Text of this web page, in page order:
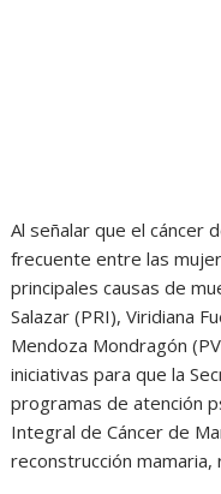
Al señalar que el cáncer
frecuente entre las
principales causas de
Salazar (PRI), Viridiana
Mendoza Mondragón
iniciativas para que la
programas de atención
Integral de Cáncer de
reconstrucción